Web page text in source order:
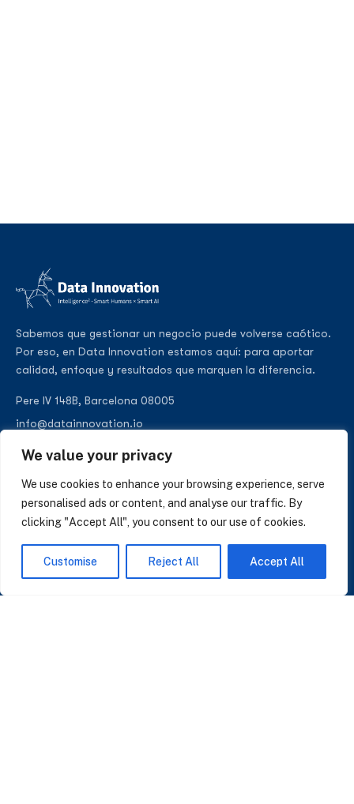
We value your privacy
We use cookies to enhance your browsing experience, serve
personalised ads or content, and analyse our traffic. By
clicking "Accept All", you consent to our use of cookies.
Customise Reject All Accept All
Sabemos que gestionar un negocio puede volverse caótico.
Por eso, en Data Innovation estamos aquí: para aportar
calidad, enfoque y resultados que marquen la diferencia.
Pere IV 148B, Barcelona 08005
info@datainnovation.io
SUSCRÍBASE A NUESTRAS NOTICIAS
Perspectivas sobre IA, datos y CRM. Sin spam, solo lo que importa.